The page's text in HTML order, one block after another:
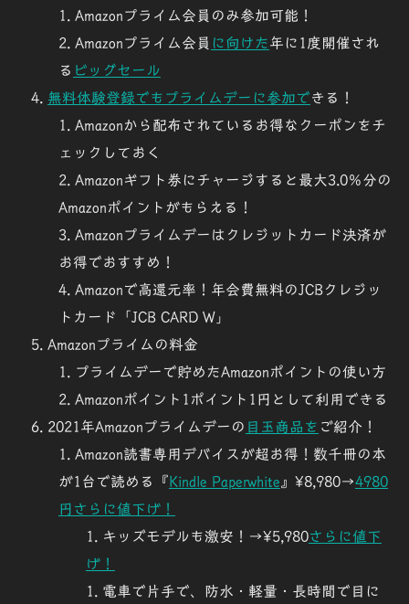
Amazonプライム会員のみ参加可能！
Amazonプライム会員 に向けた年に1度開催され
る ビッグセール
無料体験登録でもプライムデーに参加できる！
Amazonから配布されているお得なクーポンをチ
ェックしておく
Amazonギフト券にチャージすると最大3.0％分の
Amazonポイントがもらえる！
Amazonプライムデーはクレジットカード決済が
お得でおすすめ！
Amazonで高還元率！年会費無料のJCBクレジッ
トカード「JCB CARD W」
Amazonプライム の料金
プライムデーで貯めたAmazonポイントの使い方
Amazonポイント1ポイント1円として利用できる
2021年Amazonプライムデーの 目玉商品を ご紹介！
Amazon読書専用デバイスが超お得！数千冊の本
が1台で読める『Kindle Paperwhite 』¥8,980→4980
円 さらに値下げ！
キッズモデルも激安！→¥5,980さらに値下
げ！
電車で片手で、防水・軽量・長時間で目に